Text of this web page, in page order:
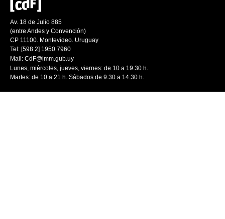
Av. 18 de Julio 885
(entre Andes y Convención)
CP 11100. Montevideo. Uruguay
Tel: [598 2] 1950 7960
Mail: CdF@imm.gub.uy
Lunes, miércoles, jueves, viernes: de 10 a 19.30 h.
Martes: de 10 a 21 h. Sábados de 9.30 a 14.30 h.